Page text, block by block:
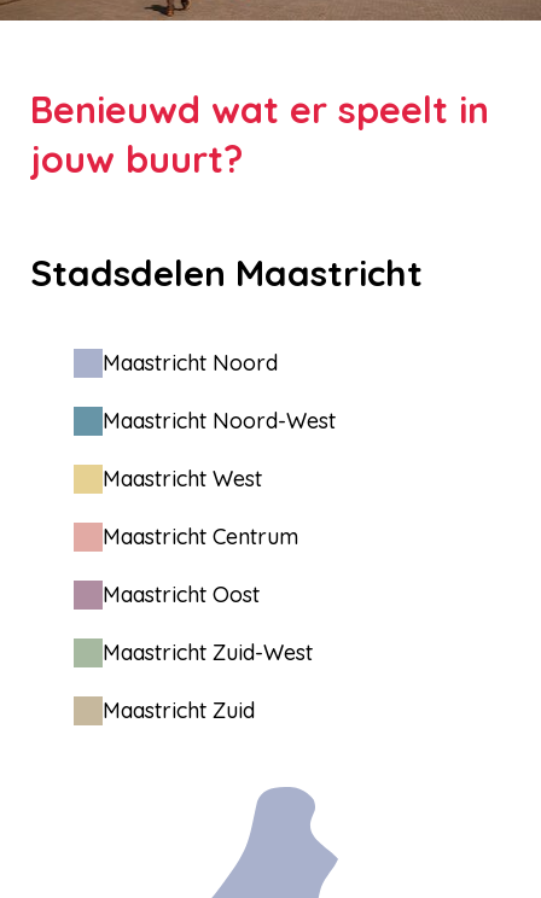
Benieuwd wat er speelt in
jouw buurt?
Stadsdelen Maastricht
Maastricht Noord
Maastricht Noord-West
Maastricht West
Maastricht Centrum
Maastricht Oost
Maastricht Zuid-West
Maastricht Zuid